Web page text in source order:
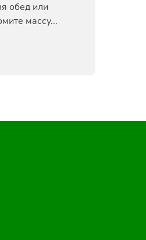
обед или
массу...